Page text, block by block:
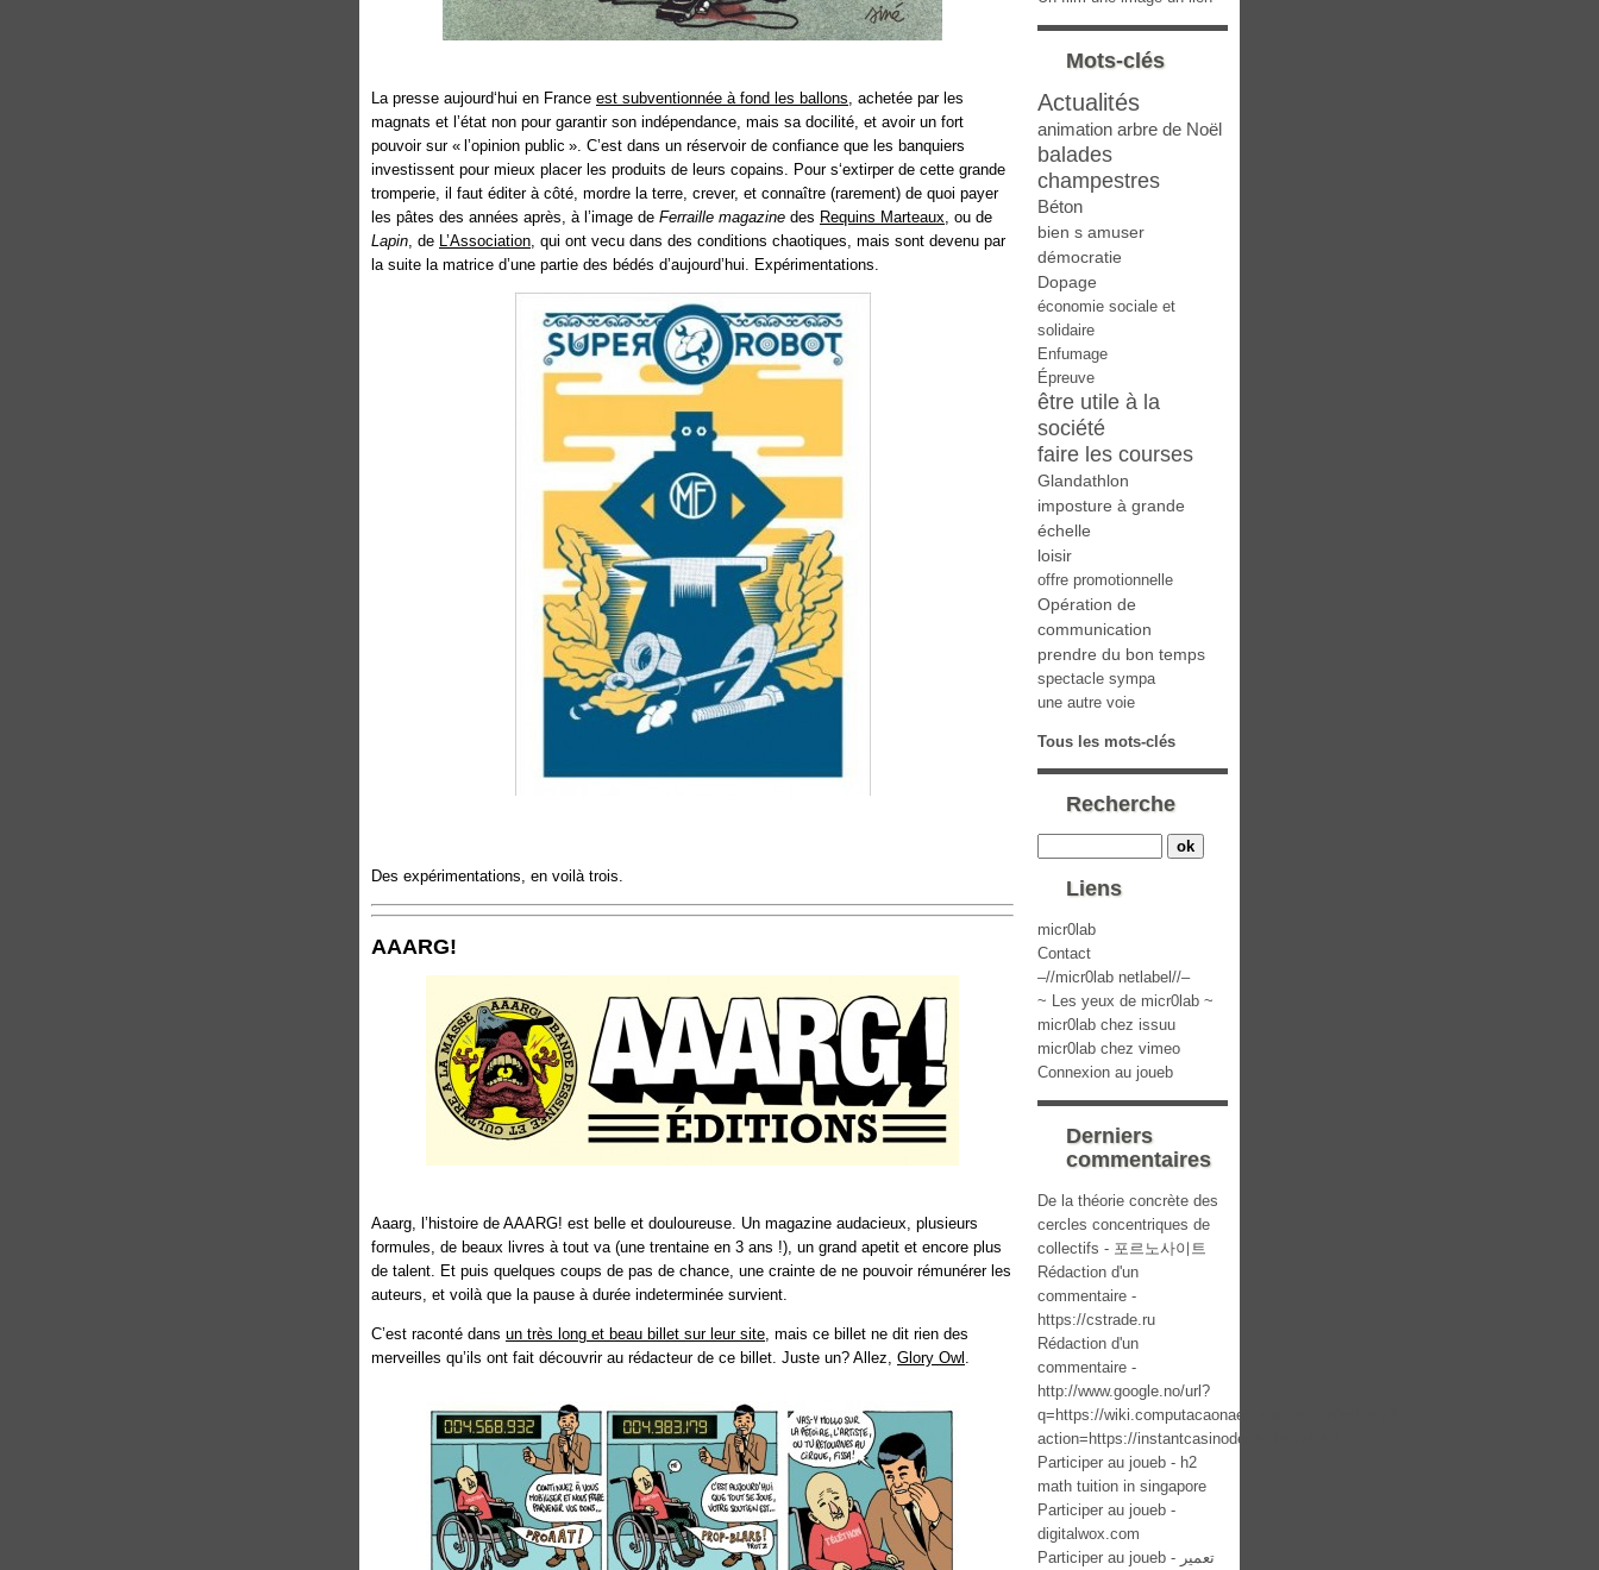
La presse aujourd‘hui en France est subventionnée à fond les ballons , achetée par les
magnats et l’état non pour garantir son indépendance, mais sa docilité, et avoir un fort
pouvoir sur « l’opinion public ». C’est dans un réservoir de confiance que les banquiers
investissent pour mieux placer les produits de leurs copains. Pour s‘extirper de cette grande
tromperie, il faut éditer à côté, mordre la terre, crever, et connaître (rarement) de quoi payer
les pâtes des années après, à l’image de Ferraille magazine des Requins Marteaux , ou de
Lapin , de L’Association , qui ont vecu dans des conditions chaotiques, mais sont devenu par
la suite la matrice d’une partie des bédés d’aujourd’hui. Expérimentations.
Des expérimentations, en voilà trois.
AAARG!
Aaarg, l’histoire de AAARG! est belle et douloureuse. Un magazine audacieux, plusieurs
formules, de beaux livres à tout va (une trentaine en 3 ans !), un grand apetit et encore plus
de talent. Et puis quelques coups de pas de chance, une crainte de ne pouvoir rémunérer les
auteurs, et voilà que la pause à durée indeterminée survient.
C’est raconté dans un très long et beau billet sur leur site , mais ce billet ne dit rien des
merveilles qu’ils ont fait découvrir au rédacteur de ce billet. Juste un? Allez, Glory Owl
Mots-clés
Actualités
animation arbre de Noël
balades
champestres
Béton
bien s amuser
démocratie
Dopage
économie sociale et
solidaire
Enfumage
Épreuve
être utile à la
société
faire les courses
Glandathlon
imposture à grande
échelle
loisir
offre promotionnelle
Opération de
communication
prendre du bon temps
spectacle sympa
une autre voie
Tous les mots-clés
Recherche
Liens
micr0lab
Contact
–//micr0lab netlabel//–
~ Les yeux de micr0lab ~
micr0lab chez issuu
micr0lab chez vimeo
Connexion au joueb
Derniers
commentaires
De la théorie concrète des
cercles concentriques de
collectifs - 포르노사이트
Rédaction d'un
commentaire -
https://cstrade.ru
Rédaction d'un
commentaire -
http://www.google.no/url?
q=https://wiki.computacaonaescola.ufsc.br/api.php?
action=https://instantcasinodeutschland.de/
Participer au joueb - h2
math tuition in singapore
Participer au joueb -
digitalwox.com
Participer au joueb - تعمیر